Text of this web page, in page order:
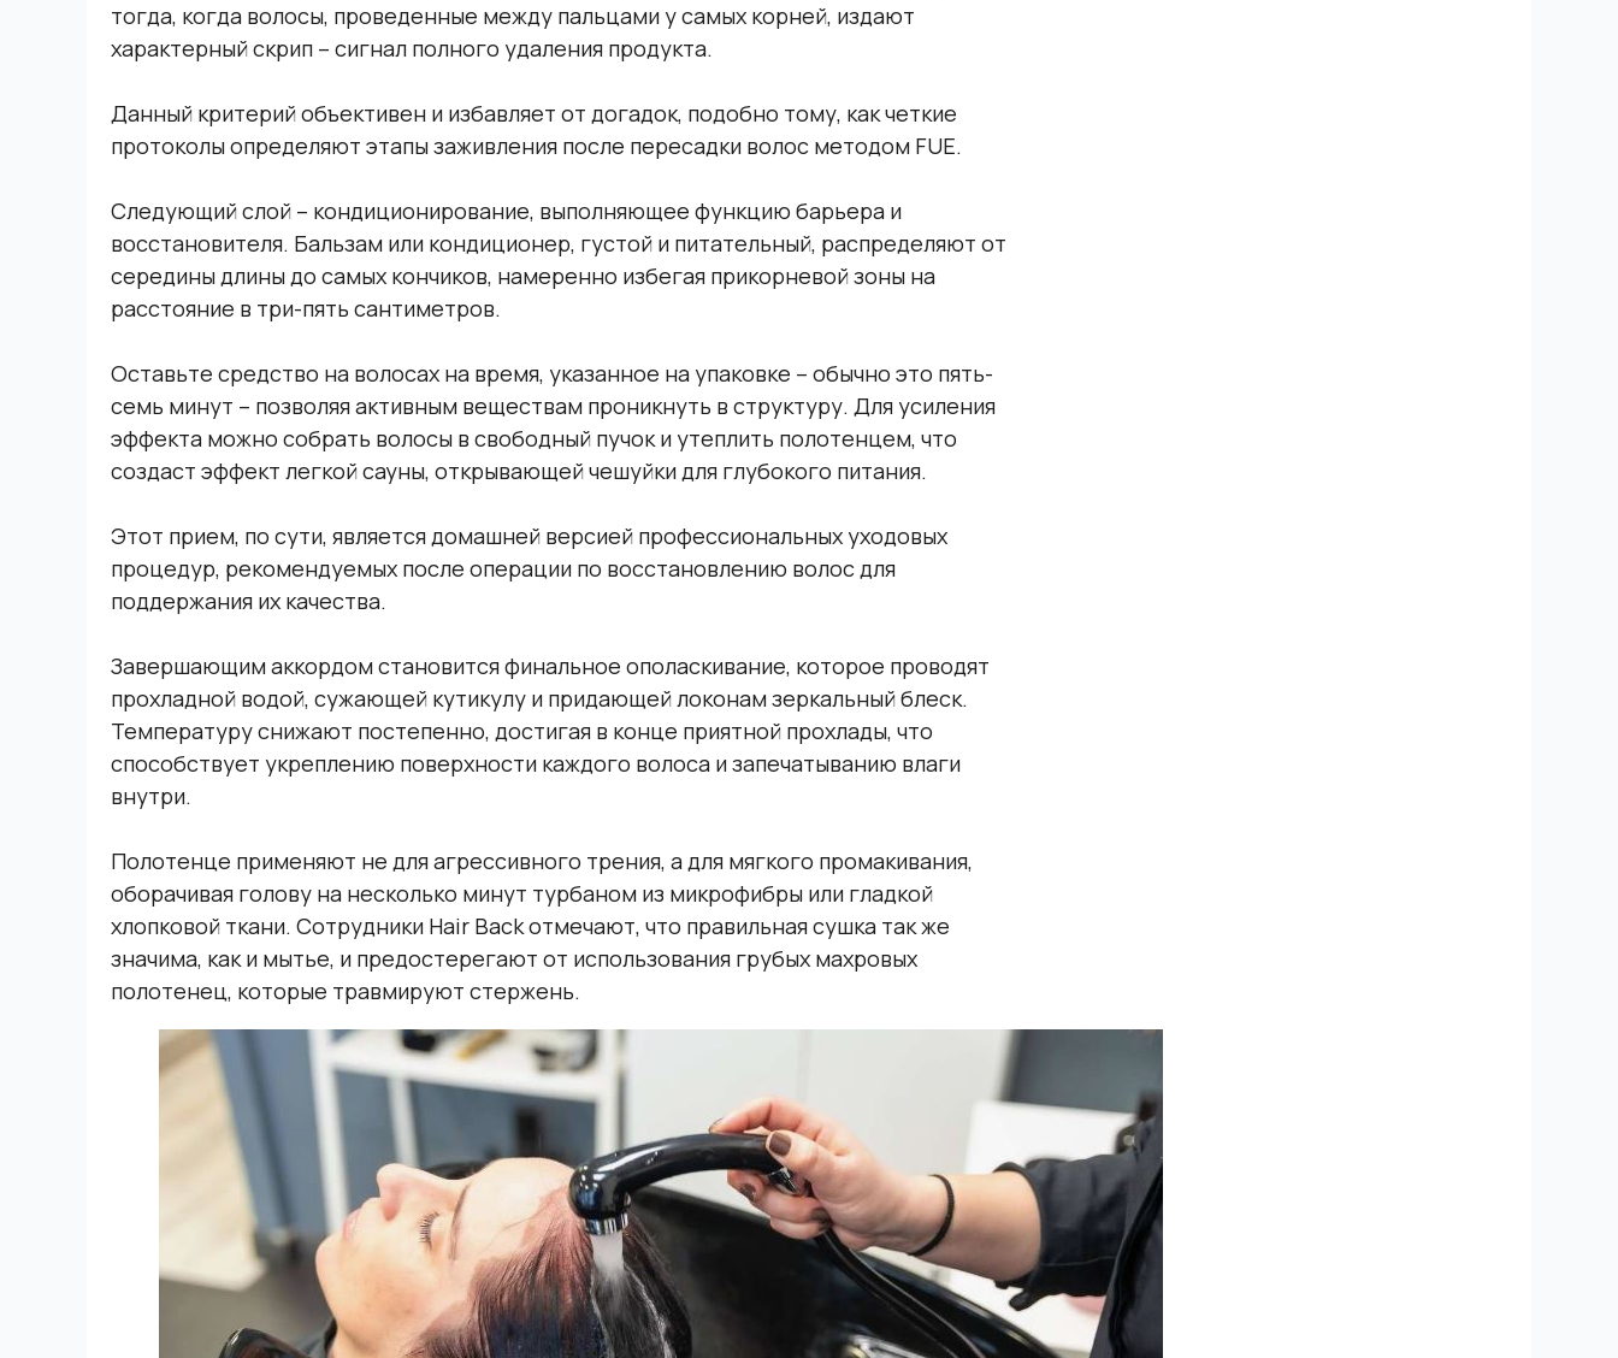
тогда, когда волосы, проведенные между пальцами у самых корней, издают
характерный скрип – сигнал полного удаления продукта.
Данный критерий объективен и избавляет от догадок, подобно тому, как четкие
протоколы определяют этапы заживления после пересадки волос методом FUE.
Следующий слой – кондиционирование, выполняющее функцию барьера и
восстановителя. Бальзам или кондиционер, густой и питательный, распределяют от
середины длины до самых кончиков, намеренно избегая прикорневой зоны на
расстояние в три-пять сантиметров.
Оставьте средство на волосах на время, указанное на упаковке – обычно это пять-
семь минут – позволяя активным веществам проникнуть в структуру. Для усиления
эффекта можно собрать волосы в свободный пучок и утеплить полотенцем, что
создаст эффект легкой сауны, открывающей чешуйки для глубокого питания.
Этот прием, по сути, является домашней версией профессиональных уходовых
процедур, рекомендуемых после операции по восстановлению волос для
поддержания их качества.
Завершающим аккордом становится финальное ополаскивание, которое проводят
прохладной водой, сужающей кутикулу и придающей локонам зеркальный блеск.
Температуру снижают постепенно, достигая в конце приятной прохлады, что
способствует укреплению поверхности каждого волоса и запечатыванию влаги
внутри.
Полотенце применяют не для агрессивного трения, а для мягкого промакивания,
оборачивая голову на несколько минут турбаном из микрофибры или гладкой
хлопковой ткани. Сотрудники Hair Back отмечают, что правильная сушка так же
значима, как и мытье, и предостерегают от использования грубых махровых
полотенец, которые травмируют стержень.